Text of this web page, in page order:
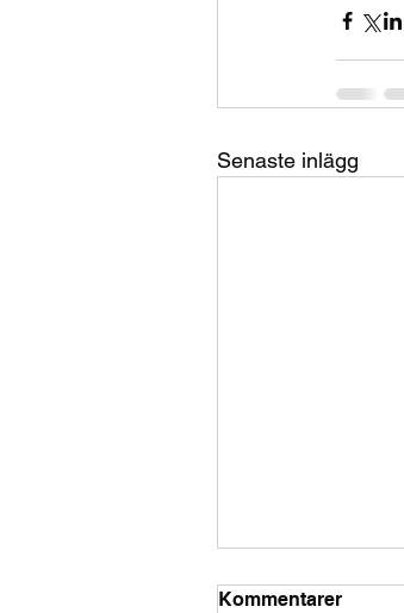
Senaste inlägg
Kommentarer